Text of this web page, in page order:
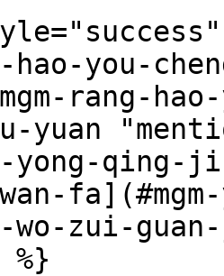
hao-you-
rang-
yuan
yong-qing-
wo-zui-